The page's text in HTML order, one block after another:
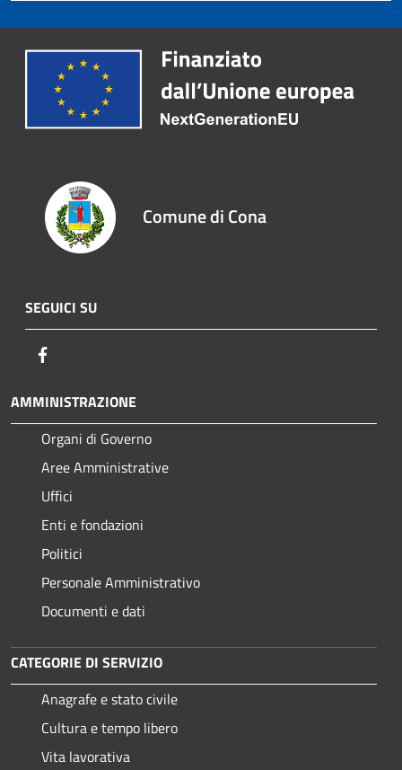
Comune di Cona
SEGUICI SU
AMMINISTRAZIONE
Organi di Governo
Aree Amministrative
Uffici
Enti e fondazioni
Politici
Personale Amministrativo
Documenti e dati
CATEGORIE DI SERVIZIO
Anagrafe e stato civile
Cultura e tempo libero
Vita lavorativa